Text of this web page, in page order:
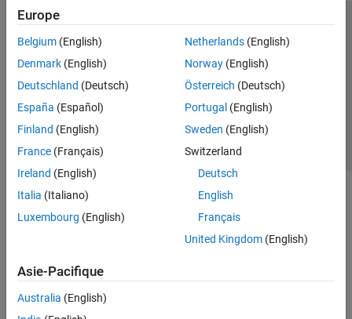
Europe
Belgium (English)
Denmark (English)
Deutschland (Deutsch)
España (Español)
Finland (English)
France (Français)
Ireland (English)
Italia (Italiano)
Luxembourg (English)
Netherlands(English)
Norway(English)
Österreich (Deutsch)
Portugal (English)
Sweden (English)
Switzerland
Deutsch
English
Français
United Kingdom(English)
Asie-Pacifique
Australia (English)
Lutte anti-piratage
Contacts locaux
© 1994-2026 The MathWorks, Inc.